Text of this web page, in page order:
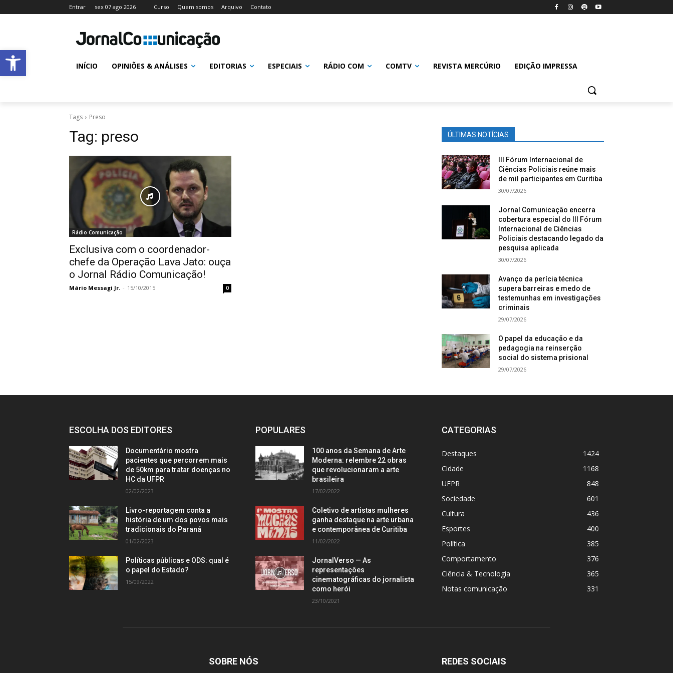
Abrir a barra de ferramentas
Entrar sex 07 ago 2026 Curso Quem somos Arquivo Contato
INÍCIO OPINIÕES & ANÁLISES EDITORIAS ESPECIAIS RÁDIO COM COMTV REVISTA MERCÚRIO EDIÇÃO IMPRESSA
Tags Preso
Tag: preso
Rádio Comunicação
Exclusiva com o coordenador-
chefe da Operação Lava Jato: ouça
o Jornal Rádio Comunicação!
Mário Messagi Jr. - 15/10/2015 0
ÚLTIMAS NOTÍCIAS
III Fórum Internacional de
Ciências Policiais reúne mais
de mil participantes em Curitiba
30/07/2026
Jornal Comunicação encerra
cobertura especial do III Fórum
Internacional de Ciências
Policiais destacando legado da
pesquisa aplicada
30/07/2026
Avanço da perícia técnica
supera barreiras e medo de
testemunhas em investigações
criminais
29/07/2026
O papel da educação e da
pedagogia na reinserção
social do sistema prisional
29/07/2026
ESCOLHA DOS EDITORES
Documentário mostra
pacientes que percorrem mais
de 50km para tratar doenças no
HC da UFPR
02/02/2023
Livro-reportagem conta a
história de um dos povos mais
tradicionais do Paraná
01/02/2023
Políticas públicas e ODS: qual é
o papel do Estado?
15/09/2022
POPULARES
100 anos da Semana de Arte
Moderna: relembre 22 obras
que revolucionaram a arte
brasileira
17/02/2022
Coletivo de artistas mulheres
ganha destaque na arte urbana
e contemporânea de Curitiba
11/02/2022
JornalVerso — As
representações
cinematográficas do jornalista
como herói
23/10/2021
CATEGORIAS
Destaques
1424
Cidade
1168
UFPR
848
Sociedade
601
Cultura
436
Esportes
400
Política
385
Comportamento
376
Ciência & Tecnologia
365
Notas comunicação
331
SOBRE NÓS REDES SOCIAIS